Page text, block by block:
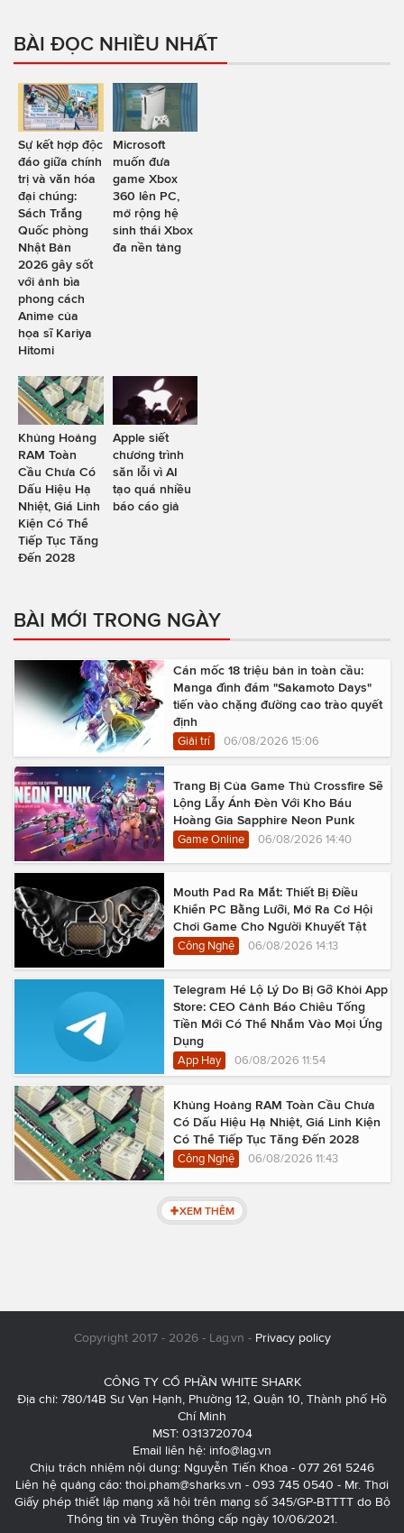
BÀI ĐỌC NHIỀU NHẤT
Sự kết hợp độc
đáo giữa chính
trị và văn hóa
đại chúng:
Sách Trắng
Quốc phòng
Nhật Bản
2026 gây sốt
với ảnh bìa
phong cách
Anime của
họa sĩ Kariya
Hitomi
Microsoft
muốn đưa
game Xbox
360 lên PC,
mở rộng hệ
sinh thái Xbox
đa nền tảng
Khủng Hoảng
RAM Toàn
Cầu Chưa Có
Dấu Hiệu Hạ
Nhiệt, Giá Linh
Kiện Có Thể
Tiếp Tục Tăng
Đến 2028
Apple siết
chương trình
săn lỗi vì AI
tạo quá nhiều
báo cáo giả
BÀI MỚI TRONG NGÀY
Cán mốc 18 triệu bản in toàn cầu:
Manga đình đám "Sakamoto Days"
tiến vào chặng đường cao trào quyết
định
Giải trí 06/08/2026 15:06
Trang Bị Của Game Thủ Crossfire Sẽ
Lộng Lẫy Ánh Đèn Với Kho Báu
Hoàng Gia Sapphire Neon Punk
Game Online 06/08/2026 14:40
Mouth Pad Ra Mắt: Thiết Bị Điều
Khiển PC Bằng Lưỡi, Mở Ra Cơ Hội
Chơi Game Cho Người Khuyết Tật
Công Nghệ 06/08/2026 14:13
Telegram Hé Lộ Lý Do Bị Gỡ Khỏi App
Store: CEO Cảnh Báo Chiêu Tống
Tiền Mới Có Thể Nhắm Vào Mọi Ứng
Dụng
App Hay 06/08/2026 11:54
Khủng Hoảng RAM Toàn Cầu Chưa
Có Dấu Hiệu Hạ Nhiệt, Giá Linh Kiện
Có Thể Tiếp Tục Tăng Đến 2028
Công Nghệ 06/08/2026 11:43
XEM THÊM
Copyright 2017 - 2026 - Lag.vn - Privacy policy
CÔNG TY CỔ PHẦN WHITE SHARK
Địa chỉ: 780/14B Sư Vạn Hạnh, Phường 12, Quận 10, Thành phố Hồ
Chí Minh
MST: 0313720704
Email liên hệ: info@lag.vn
Chịu trách nhiệm nội dung: Nguyễn Tiến Khoa - 077 261 5246
Liên hệ quảng cáo: thoi.pham@sharks.vn - 093 745 0540 - Mr. Thơi
Giấy phép thiết lập mạng xã hội trên mạng số 345/GP-BTTTT do Bộ
Thông tin và Truyền thông cấp ngày 10/06/2021.